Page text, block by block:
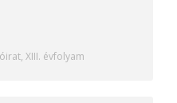
, XIII. évfolyam